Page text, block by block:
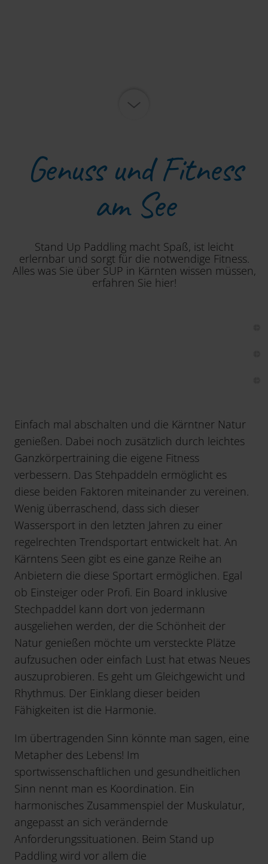
Genuss und Fitness
am See
Stand Up Paddling macht Spaß, ist leicht
erlernbar und sorgt für die notwendige Fitness.
Alles was Sie über SUP in Kärnten wissen müssen,
erfahren Sie hier!
Einfach mal abschalten und die Kärntner Natur
genießen. Dabei noch zusätzlich durch leichtes
Ganzkörpertraining die eigene Fitness
verbessern. Das Stehpaddeln ermöglicht es
diese beiden Faktoren miteinander zu vereinen.
Wenig überraschend, dass sich dieser
Wassersport in den letzten Jahren zu einer
regelrechten Trendsportart entwickelt hat. An
Kärntens Seen gibt es eine ganze Reihe an
Anbietern die diese Sportart ermöglichen. Egal
ob Einsteiger oder Profi. Ein Board inklusive
Stechpaddel kann dort von jedermann
ausgeliehen werden, der die Schönheit der
Natur genießen möchte um versteckte Plätze
aufzusuchen oder einfach Lust hat etwas Neues
auszuprobieren. Es geht um Gleichgewicht und
Rhythmus. Der Einklang dieser beiden
Fähigkeiten ist die Harmonie.
Im übertragenden Sinn könnte man sagen, eine
Metapher des Lebens! Im
sportwissenschaftlichen und gesundheitlichen
Sinn nennt man es Koordination. Ein
harmonisches Zusammenspiel der Muskulatur,
angepasst an sich verändernde
Anforderungssituationen. Beim Stand up
Paddling wird vor allem die